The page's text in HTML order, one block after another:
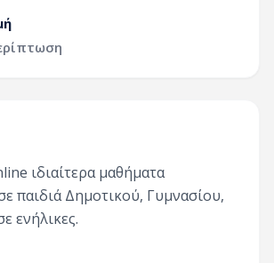
ιδιαίτερα μαθήματα
παιδιά Δημοτικού, Γυμνασίου,
ενήλικες.